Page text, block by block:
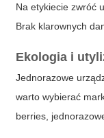
Na etykiecie zwróć
Brak klarownych
Ekologia i
Jednorazowe
warto wybierać
berries ,